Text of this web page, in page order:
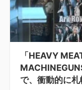
「HEAVY
で、衝動的に札